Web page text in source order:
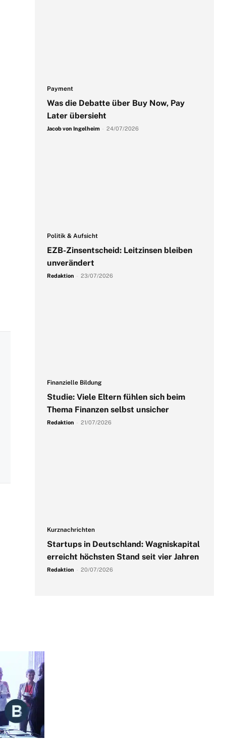
Payment
Was die Debatte über Buy Now, Pay
Later übersieht
Jacob von Ingelheim 24/07/2026
Politik & Aufsicht
EZB-Zinsentscheid: Leitzinsen bleiben
unverändert
Redaktion 23/07/2026
Finanzielle Bildung
Studie: Viele Eltern fühlen sich beim
Thema Finanzen selbst unsicher
Redaktion 21/07/2026
Kurznachrichten
Startups in Deutschland: Wagniskapital
erreicht höchsten Stand seit vier Jahren
Redaktion 20/07/2026